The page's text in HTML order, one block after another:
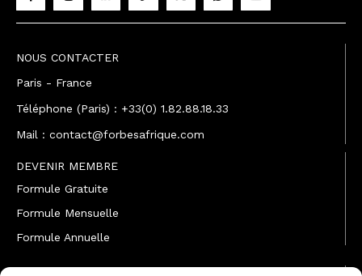
NOUS CONTACTER
Paris - France
Téléphone (Paris) : +33(0) 1.82.88.18.33
Mail : contact@forbesafrique.com
DEVENIR MEMBRE
Formule Gratuite
Formule Mensuelle
Formule Annuelle